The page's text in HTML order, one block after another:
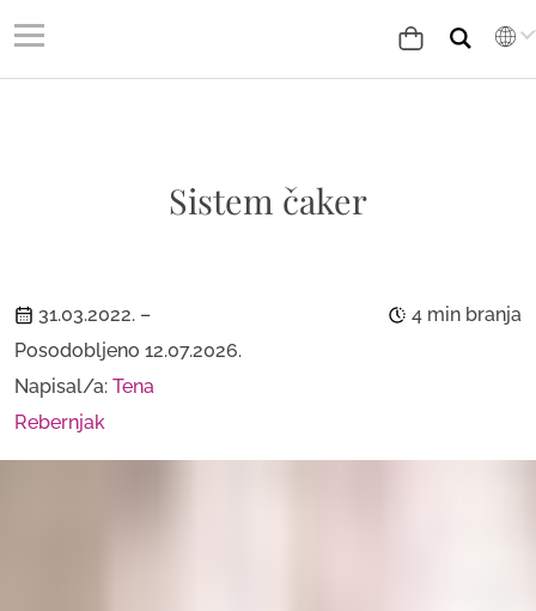
Sistem čaker
31.03.2022. –
Posodobljeno 12.07.2026.
Napisal/a: Tena
Rebernjak
4 min branja